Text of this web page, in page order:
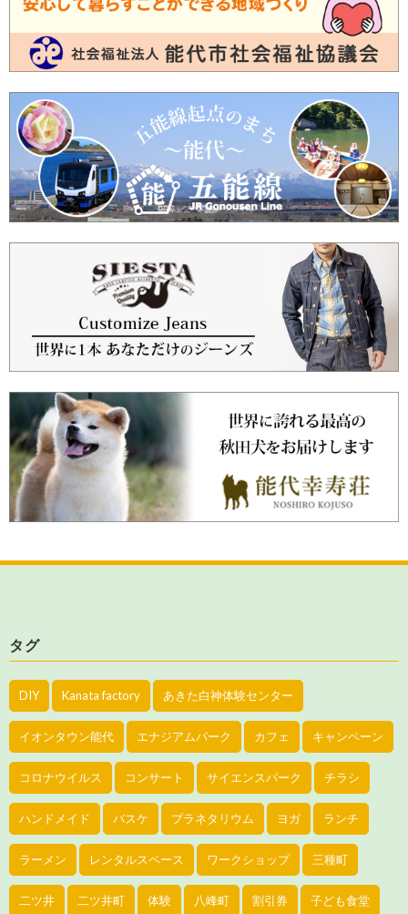
タグ
DIY Kanata factory あきた白神体験センター
イオンタウン能代 エナジアムパーク カフェ キャンペーン
コロナウイルス コンサート サイエンスパーク チラシ
ハンドメイド バスケ プラネタリウム ヨガ ランチ
ラーメン レンタルスペース ワークショップ 三種町
二ツ井 二ツ井町 体験 八峰町 割引券 子ども食堂